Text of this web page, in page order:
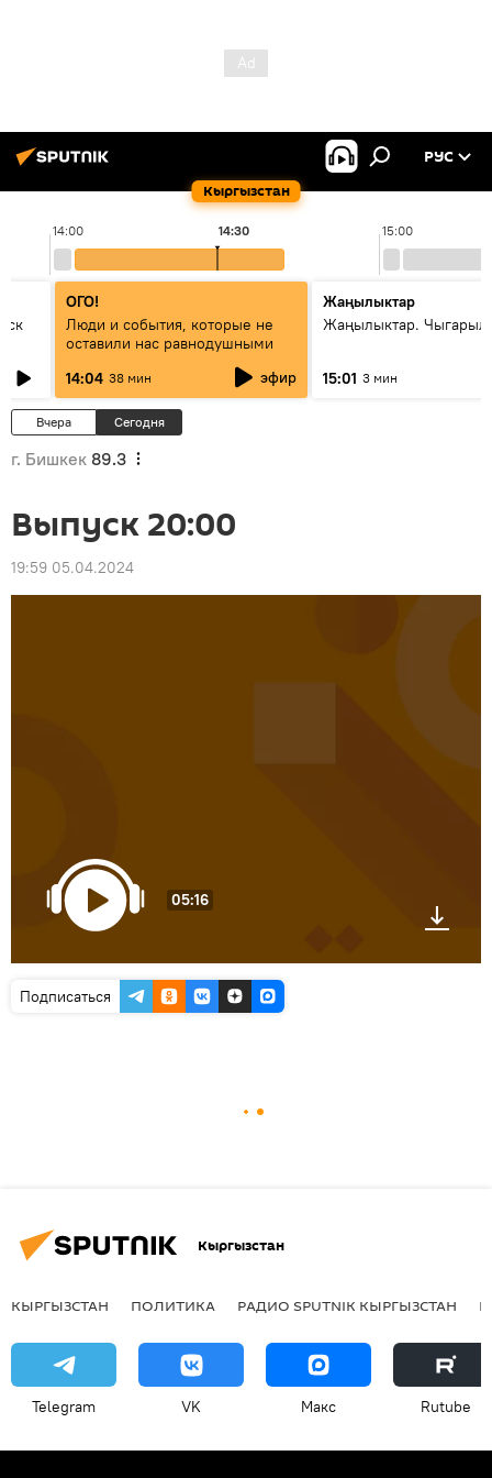
Кыргызстан
РУС
14:00 15:00
14:30
ОГО!
Люди и события, которые не
оставили нас равнодушными
14:04 38 мин эфир
Жаңылыктар
Жаңылыктар.
15:01 3 мин
Вчера Сегодня
г. Бишкек 89.3
Выпуск 20:00
19:59 05.04.2024
05:16
Подписаться
Кыргызстан
КЫРГЫЗСТАН ПОЛИТИКА РАДИО SPUTNIK КЫРГЫЗСТАН
Telegram VK Макс Rutube